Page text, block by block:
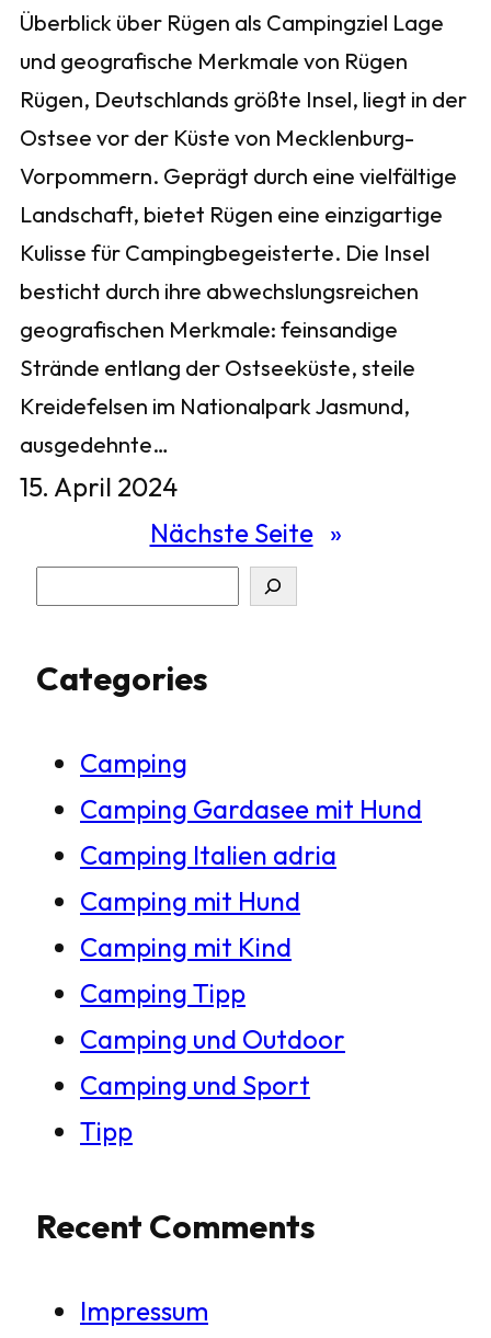
Überblick über Rügen als Campingziel Lage
und geografische Merkmale von Rügen
Rügen, Deutschlands größte Insel, liegt in der
Ostsee vor der Küste von Mecklenburg-
Vorpommern. Geprägt durch eine vielfältige
Landschaft, bietet Rügen eine einzigartige
Kulisse für Campingbegeisterte. Die Insel
besticht durch ihre abwechslungsreichen
geografischen Merkmale: feinsandige
Strände entlang der Ostseeküste, steile
Kreidefelsen im Nationalpark Jasmund,
ausgedehnte…
15. April 2024
Nächste Seite »
c
Categories
Camping
Camping Gardasee mit Hund
Camping Italien adria
Camping mit Hund
Camping mit Kind
Camping Tipp
Camping und Outdoor
Camping und Sport
Tipp
Recent Comments
Impressum